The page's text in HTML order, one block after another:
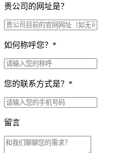
贵公司的网址是？
如何称呼您？ *
您的联系方式是？ *
留言